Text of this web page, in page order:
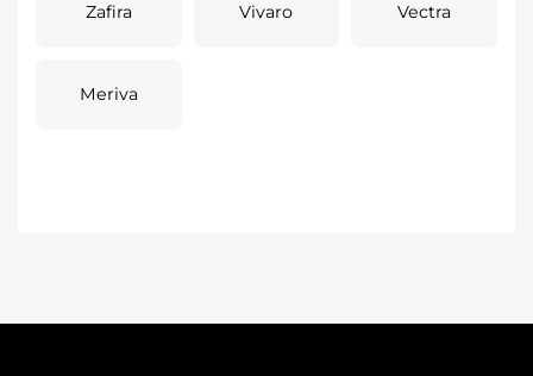
Zafira Vivaro Vectra
Meriva